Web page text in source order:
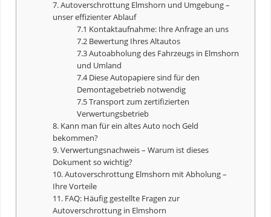
7. Autoverschrottung Elmshorn und Umgebung –
unser effizienter Ablauf
7.1 Kontaktaufnahme: Ihre Anfrage an uns
7.2 Bewertung Ihres Altautos
7.3 Autoabholung des Fahrzeugs in Elmshorn
und Umland
7.4 Diese Autopapiere sind für den
Demontagebetrieb notwendig
7.5 Transport zum zertifizierten
Verwertungsbetrieb
8. Kann man für ein altes Auto noch Geld
bekommen?
9. Verwertungsnachweis – Warum ist dieses
Dokument so wichtig?
10. Autoverschrottung Elmshorn mit Abholung –
Ihre Vorteile
11. FAQ: Häufig gestellte Fragen zur
Autoverschrottung in Elmshorn